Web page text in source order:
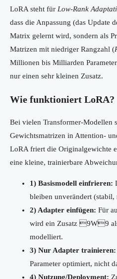
LoRA steht für Low-Rank
dass die Anpassung (das Update
Matrix gelernt wird, sondern als
Matrizen mit niedriger Rangzahl (
Millionen bis Milliarden
nur einen sehr kleinen Zusatz.
Wie funktioniert LoRA?
Bei vielen Transformer-Modellen
Gewichtsmatrizen in Attention-
LoRA friert die Originalgewichte
eine kleine, trainierbare
1) Basismodell einfrieren:
bleiben unverändert (stabil,
2) Adapter einfügen: Für
wird ein Zusatz 9W9
modelliert.
3) Nur Adapter trainieren:
Parameter optimiert, nicht
4) Nutzung/Deployment: